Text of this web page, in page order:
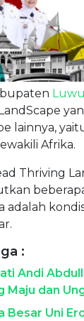
lainnya,
Afrika.
Thriving
adalah
:
Andi
Maju dan
Besar Uni